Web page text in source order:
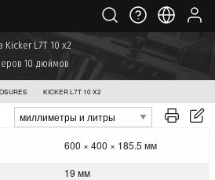
L7T 10 x2
10 дюймов
KICKER L7T 10 X2
600 × 400 × 185.5 мм
19 мм